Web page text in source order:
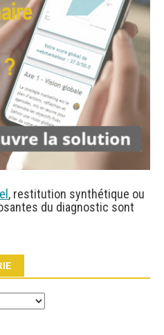
, restitution synthétique ou
du diagnostic sont